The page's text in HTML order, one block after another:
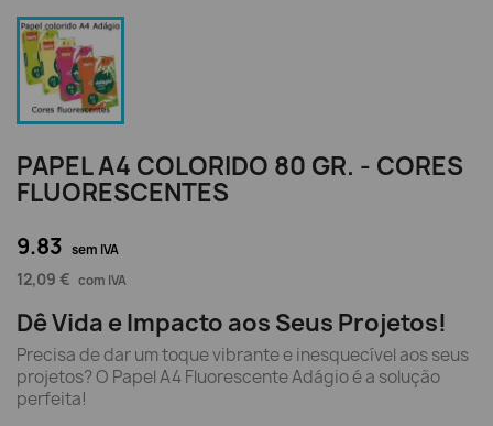
PAPEL A4 COLORIDO 80 GR. - CORES
FLUORESCENTES
9.83 sem IVA
12,09 € com IVA
Dê Vida e Impacto aos Seus Projetos!
Precisa de dar um toque vibrante e inesquecível aos seus
projetos? O Papel A4 Fluorescente Adágio é a solução
perfeita!